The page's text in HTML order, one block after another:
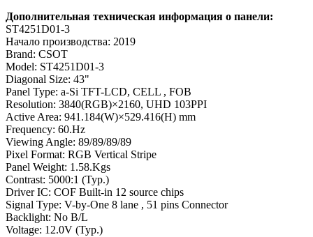
Дополнительная техническая информация о панели:
ST4251D01-3
Начало производства: 2019
Brand: CSOT
Model: ST4251D01-3
Diagonal Size: 43"
Panel Type: a-Si TFT-LCD, CELL , FOB
Resolution: 3840(RGB)×2160, UHD 103PPI
Active Area: 941.184(W)×529.416(H) mm
Frequency: 60.Hz
Viewing Angle: 89/89/89/89
Pixel Format: RGB Vertical Stripe
Panel Weight: 1.58.Kgs
Contrast: 5000:1 (Typ.)
Driver IC: COF Built-in 12 source chips
Signal Type: V-by-One 8 lane , 51 pins Connector
Backlight: No B/L
Voltage: 12.0V (Typ.)